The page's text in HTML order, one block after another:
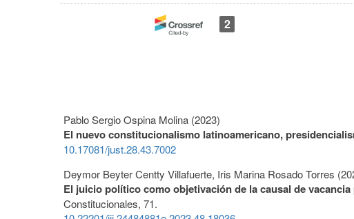
2
Pablo Sergio Ospina Molina (2023)
El nuevo constitucionalismo latinoamericano,
10.17081/just.28.43.7002
Deymor Beyter Centty Villafuerte, Iris Marina Rosado Torres
El juicio político como objetivación de la causal de
Constitucionales, 71.